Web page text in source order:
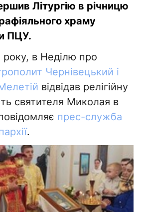
Літургію в річницю
храму
ПЦУ.
року, в Неділю про
Чернівецький і
відвідав релігійну
святителя Миколая в
прес-служба
.